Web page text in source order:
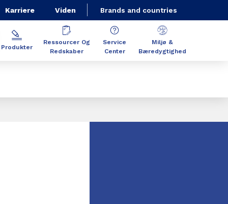
Karriere Viden Brands and countries
Produkter
Ressourcer Og
Redskaber
Service
Center
Miljø &
Bæredygtighed